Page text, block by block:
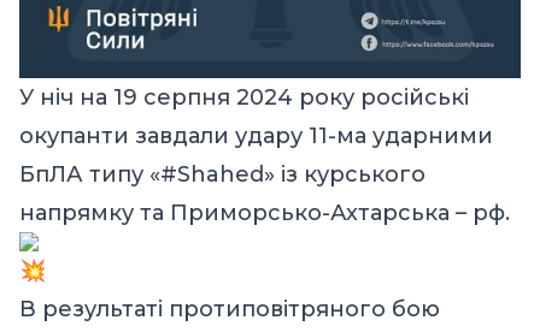
У ніч на 19 серпня 2024 року російські
окупанти завдали удару 11-ма ударними
БпЛА типу «#Shahed» із курського
напрямку та Приморсько-Ахтарська – рф.
В результаті протиповітряного бою